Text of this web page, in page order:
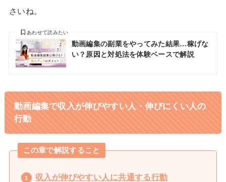
さいね。
動画編集の副業をやってみた結果…稼げな
い？原因と対処法を体験ベースで解説
あわせて読みたい
動画編集で収入が伸びやすい人・伸びにくい人の
行動
この章で解説すること
収入が伸びやすい人に共通する行動